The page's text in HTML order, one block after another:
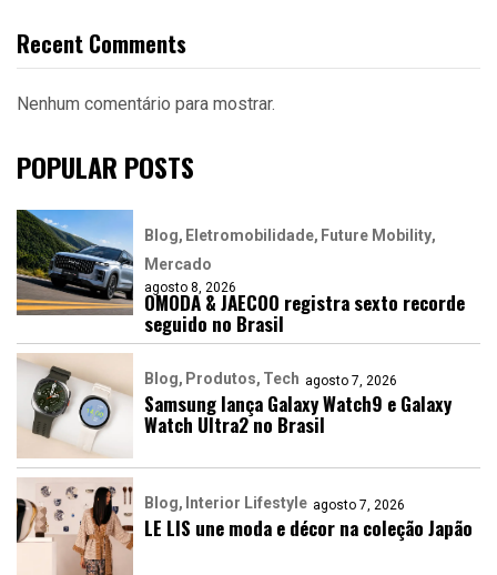
Recent Comments
Nenhum comentário para mostrar.
POPULAR POSTS
Blog Eletromobilidade Future Mobility
Mercado
agosto 8, 2026
OMODA & JAECOO registra sexto recorde
seguido no Brasil
Blog Produtos Tech agosto 7, 2026
Samsung lança Galaxy Watch9 e Galaxy
Watch Ultra2 no Brasil
Blog Interior Lifestyle agosto 7, 2026
LE LIS une moda e décor na coleção Japão